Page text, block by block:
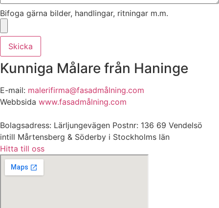
Bifoga gärna bilder, handlingar, ritningar m.m.
Skicka
Kunniga Målare från Haninge
E-mail: malerifirma@fasadmålning.com
Webbsida www.fasadmålning.com
Bolagsadress: Lärljungevägen Postnr: 136 69 Vendelsö
intill Mårtensberg & Söderby i Stockholms län
Hitta till oss